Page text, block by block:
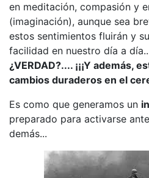
en meditación, compasión y
(imaginación), aunque sea
estos sentimientos fluirán y
facilidad en nuestro día a
¿VERDAD?.... ¡¡¡Y además,
cambios duraderos en el
Es como que generamos un
preparado para activarse
demás...